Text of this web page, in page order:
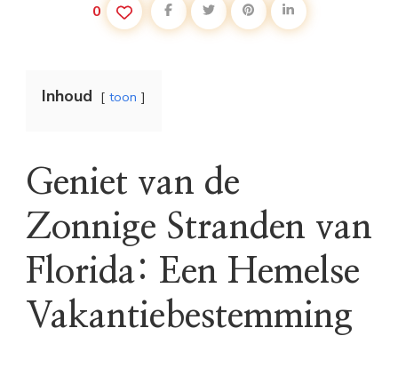
0
Inhoud toon
Geniet van de
Zonnige Stranden van
Florida: Een Hemelse
Vakantiebestemming